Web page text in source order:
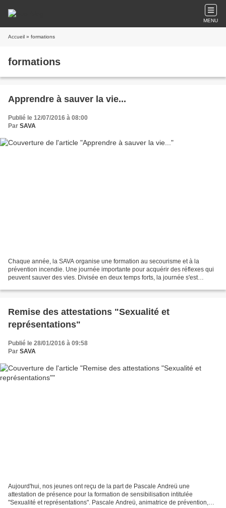
MENU
Accueil » formations
formations
Apprendre à sauver la vie...
Publié le 12/07/2016 à 08:00
Par SAVA
Chaque année, la SAVA organise une formation au secourisme et à la
prévention incendie. Une journée importante pour acquérir des réflexes qui
peuvent sauver des vies. Divisée en deux temps forts, la journée s'est
Remise des attestations "Sexualité et
représentations"
Publié le 28/01/2016 à 09:58
Par SAVA
Aujourd'hui, nos jeunes ont reçu de la part de Pascale Andreü une
attestation de présence pour la formation de sensibilisation intitulée
"Sexualité et représentations". Pascale Andreü, animatrice de prévention,